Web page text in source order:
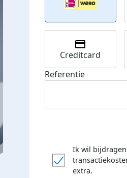
Creditcard
Referentie
Ik wil
extra.